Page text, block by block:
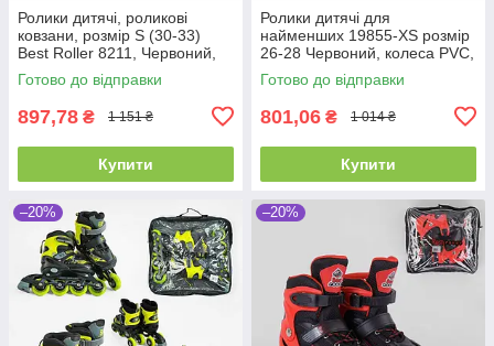
Ролики дитячі, роликові
ковзани, розмір S (30-33)
Best Roller 8211, Червоний,
колеса PU поліуретан світні
Готово до відправки
897,78 ₴ 1 151 ₴
Купити
Ролики дитячі для
найменших 19855-XS розмір
26-28 Червоний, колеса PVC,
переднє зі світлом
Готово до відправки
801,06 ₴ 1 014 ₴
Купити
–20% –20%